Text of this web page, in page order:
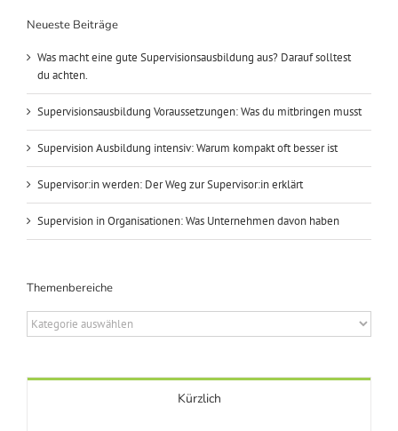
Neueste Beiträge
Was macht eine gute Supervisionsausbildung aus? Darauf solltest
du achten.
Supervisionsausbildung Voraussetzungen: Was du mitbringen musst
Supervision Ausbildung intensiv: Warum kompakt oft besser ist
Supervisor:in werden: Der Weg zur Supervisor:in erklärt
Supervision in Organisationen: Was Unternehmen davon haben
Themenbereiche
Themenbereiche
Kürzlich